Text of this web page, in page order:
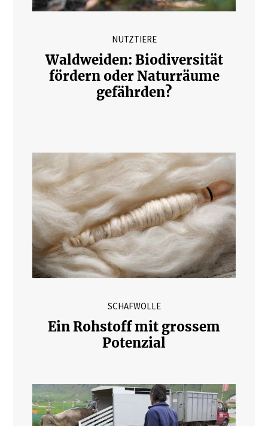
NUTZTIERE
Waldweiden: Biodiversität
fördern oder Naturräume
gefährden?
SCHAFWOLLE
Ein Rohstoff mit grossem
Potenzial